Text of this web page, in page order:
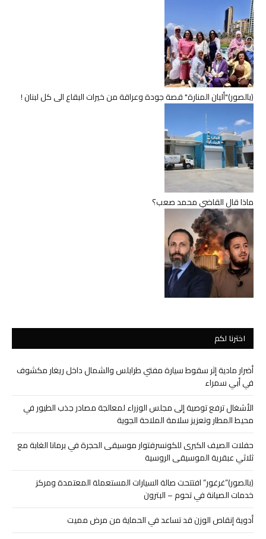
(بالصور)"ألبان المنارة" قصة جودة وعراقة من خيرات البقاع الى كل لبنان !
ماذا قال القاضي محمد صعب؟
اخترنا لكم
أضرار مادية إثر سقوط سيارة مفتي طرابلس والشمال داخل ريغار مكشوف
في أبي سمراء
الأشغال ترفع توصية إلى مجلس الوزراء لمعالجة مصادر جذب الطيور في
محيط المطار وتعزيز سلامة الملاحة الجوية
حفلات الصيف الكبرى للكونسرفتوار موسيقى الحجرة في برمانا الغابة مع
ثلاثي عبقرية الموسيقى الروسية
(بالصور)”غرغور” افتتحت صالة السيارات المستعملة المعتمدة ومركز
خدمات الصيانة في تحوم – البترون
أدوية إنقاص الوزن قد تساعد في الحماية من مرض مميت